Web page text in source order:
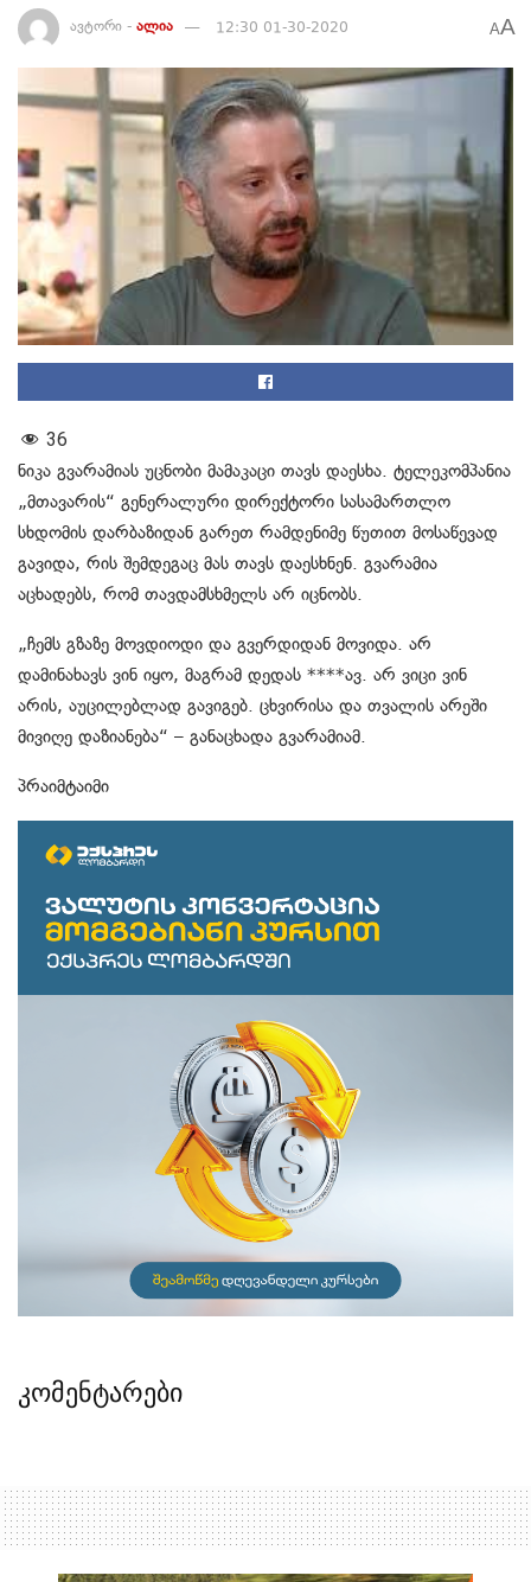
ავტორი - ალია 12:30 01-30-2020 AA
36
ნიკა გვარამიას უცნობი მამაკაცი თავს დაესხა. ტელეკომპანია
„მთავარის“ გენერალური დირექტორი სასამართლო
სხდომის დარბაზიდან გარეთ რამდენიმე წუთით მოსაწევად
გავიდა, რის შემდეგაც მას თავს დაესხნენ. გვარამია
აცხადებს, რომ თავდამსხმელს არ იცნობს.
„ჩემს გზაზე მოვდიოდი და გვერდიდან მოვიდა. არ
დამინახავს ვინ იყო, მაგრამ დედას ****ავ. არ ვიცი ვინ
არის, აუცილებლად გავიგებ. ცხვირისა და თვალის არეში
მივიღე დაზიანება“ – განაცხადა გვარამიამ.
პრაიმტაიმი
კომენტარები